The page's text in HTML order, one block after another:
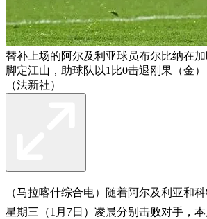
替补上场的阿尔及利亚球员布尔比纳在
脚定江山，助球队以1比0击退刚果（金）
（法新社）
（马拉喀什综合电）随着阿尔及利亚和
星期三（1月7日）凌晨分别击败对手，